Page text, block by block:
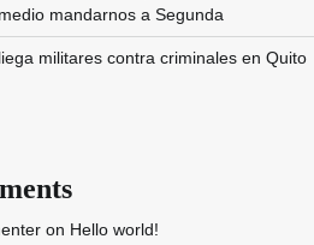
mandarnos a Segunda
militares contra criminales en Quito
on Hello world!